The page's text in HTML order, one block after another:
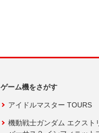
ゲーム機をさがす
アイドルマスター TOURS
機動戦士ガンダム エクスト